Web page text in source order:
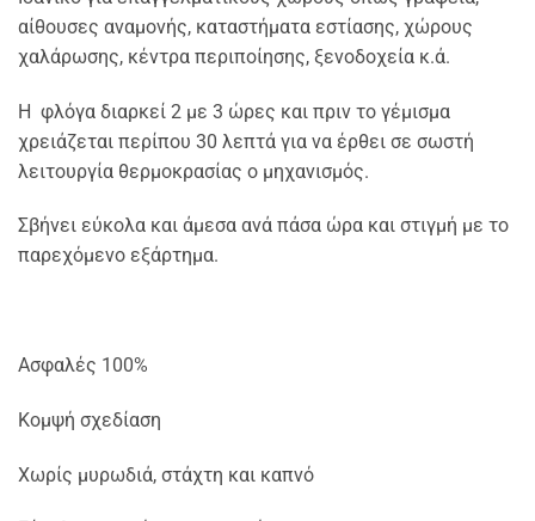
αίθουσες αναμονής, καταστήματα εστίασης, χώρους
χαλάρωσης, κέντρα περιποίησης, ξενοδοχεία κ.ά.
Η φλόγα διαρκεί 2 με 3 ώρες και πριν το γέμισμα
χρειάζεται περίπου 30 λεπτά για να έρθει σε σωστή
λειτουργία θερμοκρασίας ο μηχανισμός.
Σβήνει εύκολα και άμεσα ανά πάσα ώρα και στιγμή με το
παρεχόμενο εξάρτημα.
Ασφαλές 100%
Κομψή σχεδίαση
Χωρίς μυρωδιά, στάχτη και καπνό